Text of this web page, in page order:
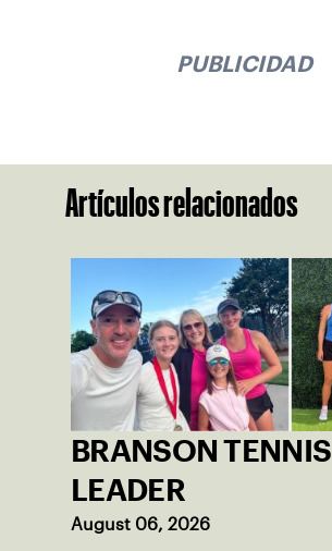
PUBLICIDAD
Artículos relacionados
BRANSON TENNIS
LEADER
August 06, 2026